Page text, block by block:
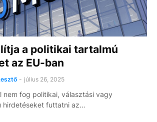
a politikai tartalmú
az EU-ban
- július 26, 2025
nem fog politikai, választási vagy
hirdetéseket futtatni az…